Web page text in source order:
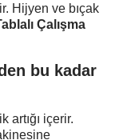
Hijyen ve bıçak
Çalışma
bu kadar
artığı içerir.